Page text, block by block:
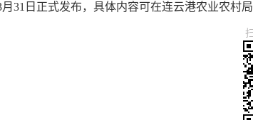
31日正式发布，具体内容可在连云港农业农村